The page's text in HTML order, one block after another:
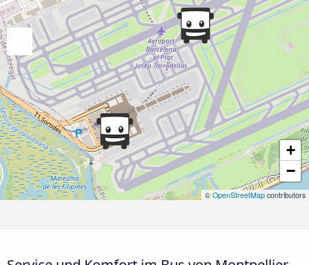
+
−
©OpenStreetMap contributors